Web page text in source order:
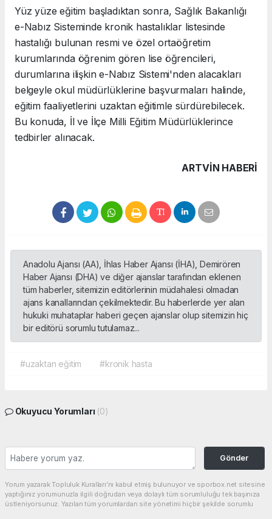
Yüz yüze eğitim başladıktan sonra, Sağlık Bakanlığı
e-Nabız Sisteminde kronik hastalıklar listesinde
hastalığı bulunan resmi ve özel ortaöğretim
kurumlarında öğrenim gören lise öğrencileri,
durumlarına ilişkin e-Nabız Sistemi'nden alacakları
belgeyle okul müdürlüklerine başvurmaları halinde,
eğitim faaliyetlerini uzaktan eğitimle sürdürebilecek.
Bu konuda, İl ve İlçe Milli Eğitim Müdürlüklerince
tedbirler alınacak.
ARTVIN HABERİ
Anadolu Ajansı (AA), İhlas Haber Ajansı (İHA), Demirören
Haber Ajansı (DHA) ve diğer ajanslar tarafından eklenen
tüm haberler, sitemizin editörlerinin müdahalesi olmadan
ajans kanallarından çekilmektedir. Bu haberlerde yer alan
hukuki muhataplar haberi geçen ajanslar olup sitemizin hiç
bir editörü sorumlu tutulamaz...
#uzaktan eğitim #kronik hasta
Okuyucu Yorumları (0)
Gönder
Yorum yazarak Topluluk Kuralları’nı kabul etmiş bulunuyor ve sporbox.net sitesine
yaptığınız yorumunuzla ilgili doğrudan veya dolaylı tüm sorumluluğu tek başınıza
üstleniyorsunuz. Yazılan tüm yorumlardan site yönetimi hiçbir şekilde sorumlu